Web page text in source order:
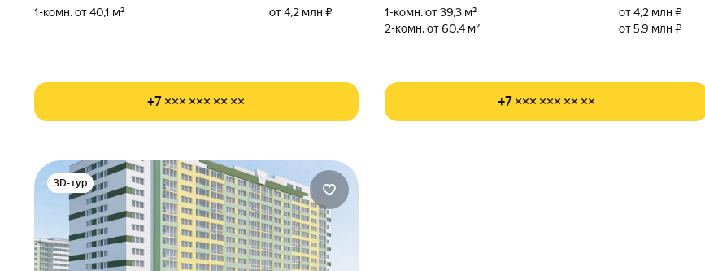
1-комн. от 40,1 м² от 4,2 млн ₽
+7 ××× ××× ×× ××
1-комн. от 39,3 м²
от 4,2 млн ₽
2-комн. от 60,4 м²
от 5,9 млн ₽
+7 ××× ××× ×× ××
3D-тур